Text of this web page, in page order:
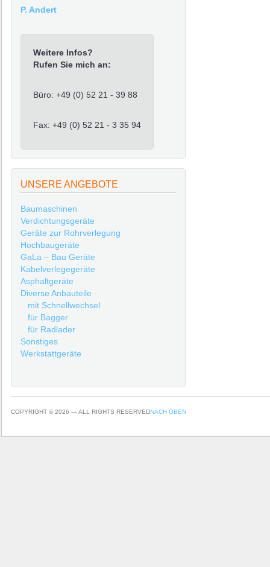
P. Andert
Weitere Infos?
Rufen Sie mich an:
Büro: +49 (0) 52 21 - 39 88
Fax: +49 (0) 52 21 - 3 35 94
UNSERE ANGEBOTE
Baumaschinen
Verdichtungsgeräte
Geräte zur Rohrverlegung
Hochbaugeräte
GaLa – Bau Geräte
Kabelverlegegeräte
Asphaltgeräte
Diverse Anbauteile
mit Schnellwechsel
für Bagger
für Radlader
Sonstiges
Werkstattgeräte
COPYRIGHT © 2026 — ALL RIGHTS RESERVEDNACH OBEN